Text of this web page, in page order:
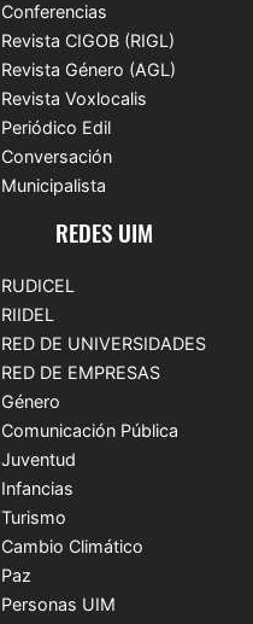
Conferencias
Revista CIGOB (RIGL)
Revista Género (AGL)
Revista Voxlocalis
Periódico Edil
Conversación
Municipalista
REDES UIM
RUDICEL
RIIDEL
RED DE UNIVERSIDADES
RED DE EMPRESAS
Género
Comunicación Pública
Juventud
Infancias
Turismo
Cambio Climático
Paz
Personas UIM